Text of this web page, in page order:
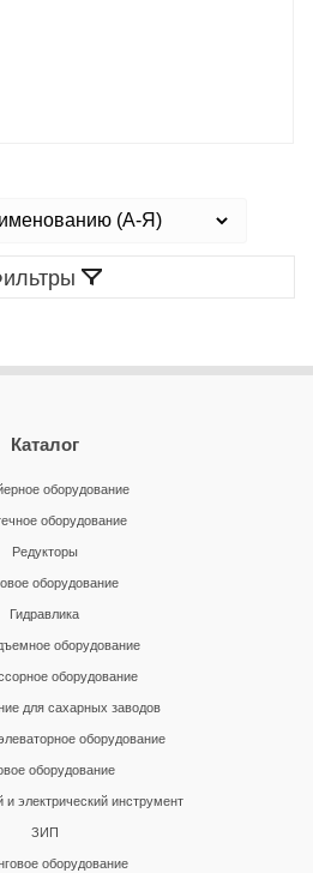
Каталог
оборудование
оборудование
Редукторы
оборудование
Гидравлика
оборудование
оборудование
для сахарных заводов
оборудование
оборудование
и электрический инструмент
ЗИП
оборудование